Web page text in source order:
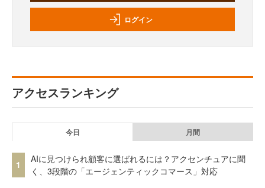
ログイン
アクセスランキング
今日 月間
1
AIに見つけられ顧客に選ばれるには？アクセンチュアに聞
く、3段階の「エージェンティックコマース」対応